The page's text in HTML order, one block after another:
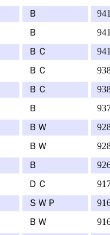
Ｂ
Ｂ
ＢＣ
ＢＣ
ＢＣ
Ｂ
ＢＷ
ＢＷ
Ｂ
ＤＣ
ＳＷＰ
ＢＷ